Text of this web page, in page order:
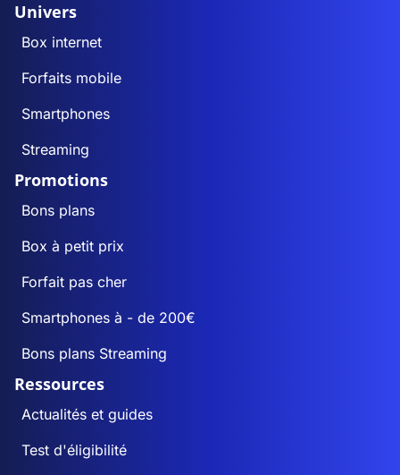
Univers
Box internet
Forfaits mobile
Smartphones
Streaming
Promotions
Bons plans
Box à petit prix
Forfait pas cher
Smartphones à - de 200€
Bons plans Streaming
Ressources
Actualités et guides
Test d'éligibilité